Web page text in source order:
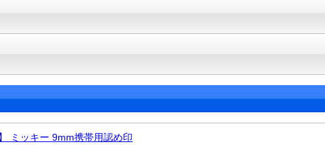
ミッキー 9mm携帯用認め印